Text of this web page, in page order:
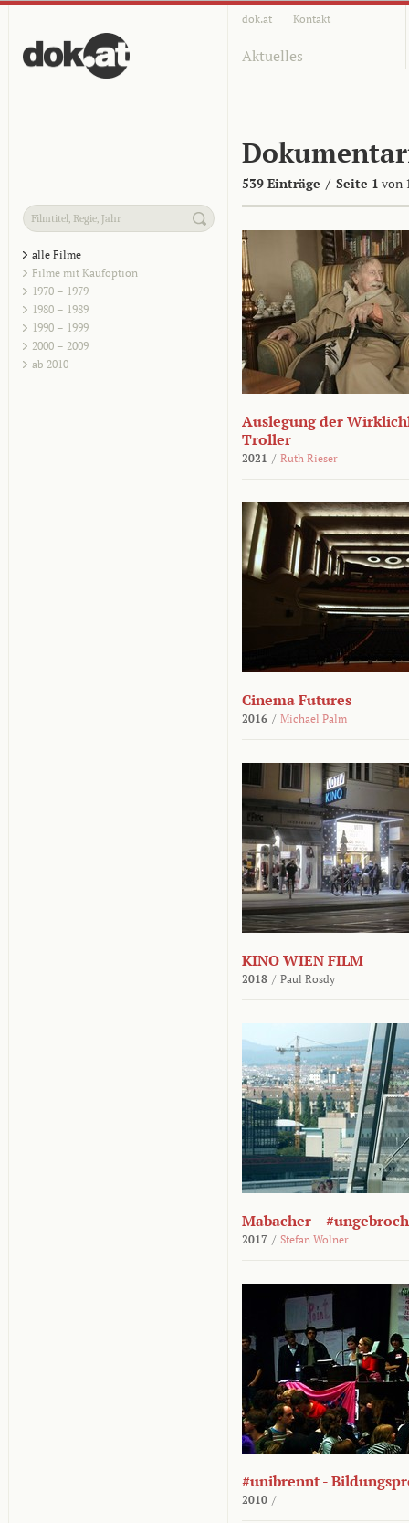
dok.at Kontakt
Aktuelles
539 Einträge / Seite 1 von
alle Filme
Filme mit Kaufoption
1970 – 1979
1980 – 1989
1990 – 1999
2000 – 2009
ab 2010
Auslegung der
Troller
2021 / Ruth Rieser
Cinema Futures
2016 / Michael Palm
KINO WIEN FILM
2018 / Paul Rosdy
Mabacher –
2017 / Stefan Wolner
#unibrennt -
2010 /